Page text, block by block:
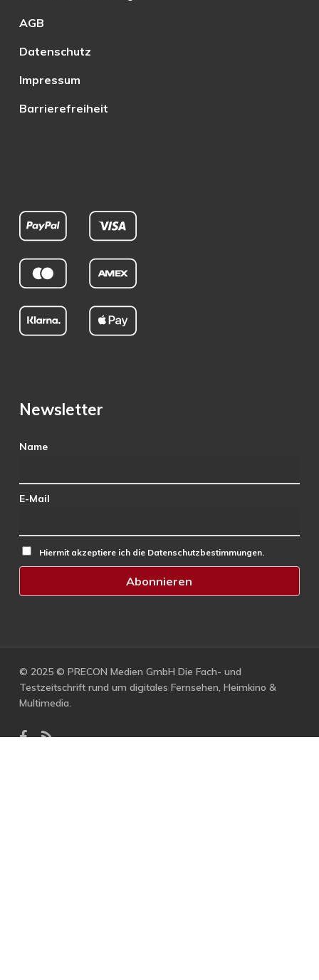
AGB
Datenschutz
Impressum
Barrierefreiheit
Newsletter
Name
E-Mail
Hiermit akzeptiere ich die Datenschutzbestimmungen.
© 2025 © PRECON Medien GmbH Die Fach- und
Testzeitschrift rund um digitales Fernsehen, Heimkino &
Multimedia.
facebook
RSS